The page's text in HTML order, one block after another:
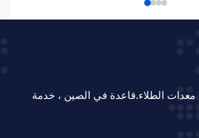
الطلاء.قاعدة في الصين ، خدمة